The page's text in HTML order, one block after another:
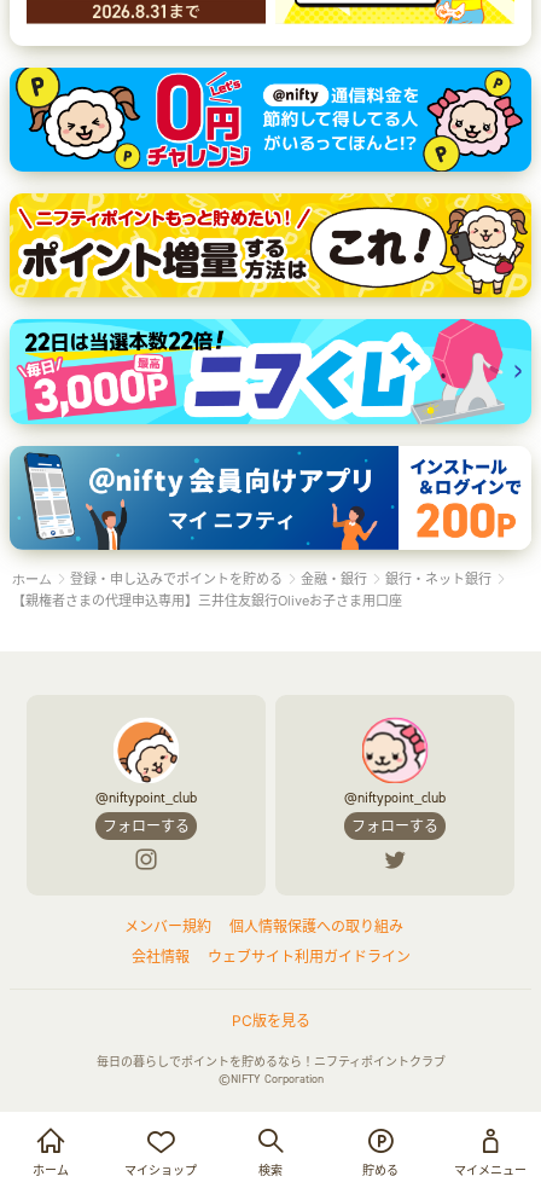
お買い物・サービス利用で貯める
ログイン
ホーム マイショップ 検索 貯める マイメニュー
ホーム 登録・申し込みでポイントを貯める 金融・銀行
銀行・ネット銀行
【親権者さまの代理申込専用】三井住友銀行Oliveお子さま用口座
@niftypoint_club
フォローする
@niftypoint_club
フォローする
メンバー規約
個人情報保護への取り組み
会社情報
ウェブサイト利用ガイドライン
PC版を見る
毎日の暮らしでポイントを貯めるなら！ニフティポイントクラブ
©NIFTY Corporation